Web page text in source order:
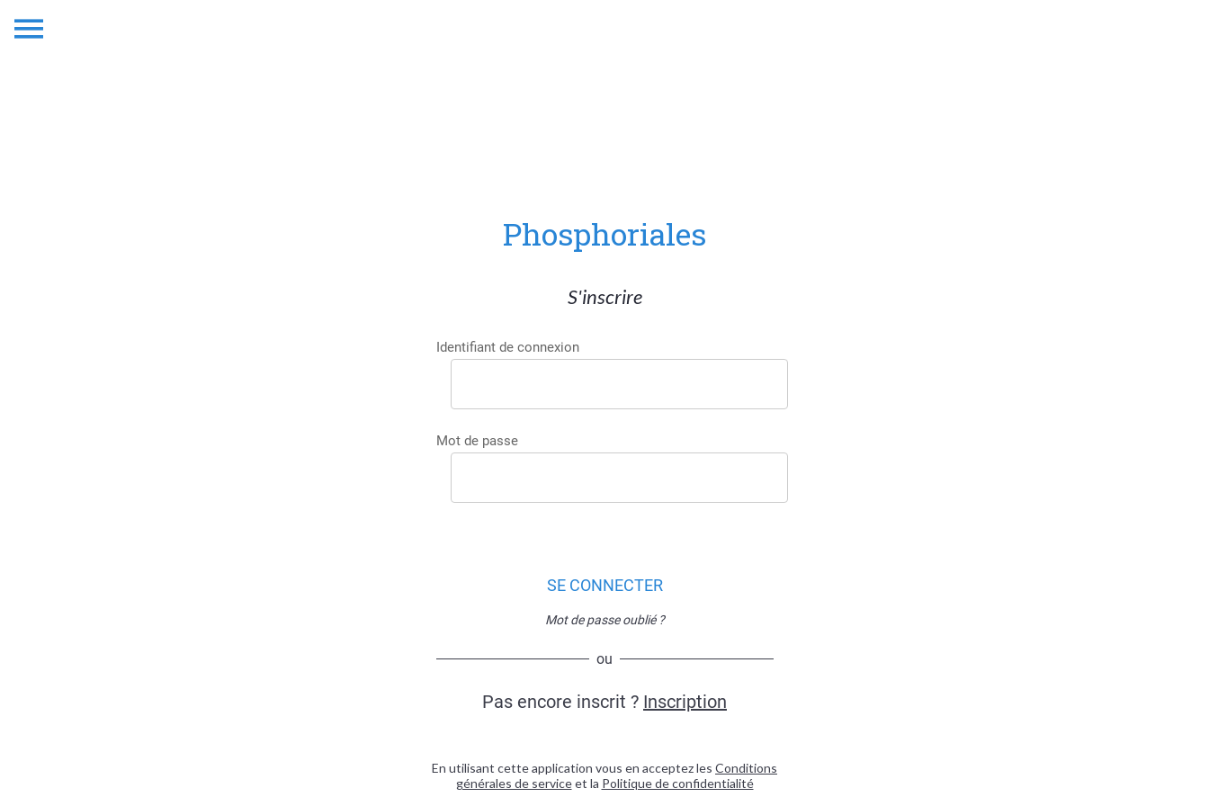
Phosphoriales
S'inscrire
Identifiant de connexion
Mot de passe
SE CONNECTER
Mot de passe oublié ?
ou
Pas encore inscrit ? Inscription
En utilisant cette application vous en acceptez les Conditions
générales de serviceet la Politique de confidentialité